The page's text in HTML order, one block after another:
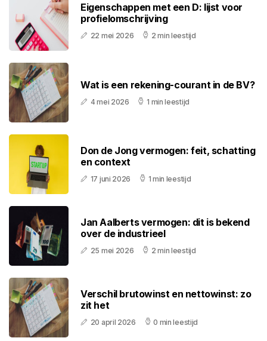
Eigenschappen met een D: lijst voor
profielomschrijving
22 mei 2026 2 min leestijd
Wat is een rekening-courant in de BV?
4 mei 2026 1 min leestijd
Don de Jong vermogen: feit, schatting
en context
17 juni 2026 1 min leestijd
Jan Aalberts vermogen: dit is bekend
over de industrieel
25 mei 2026 2 min leestijd
Verschil brutowinst en nettowinst: zo
zit het
20 april 2026 0 min leestijd